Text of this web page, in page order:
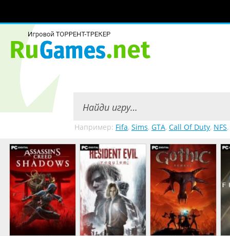
Например: Fifa, Sims, GTA, Call Of Duty, NFS,